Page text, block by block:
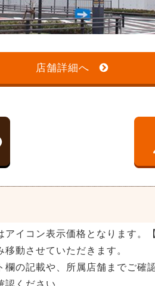
店舗詳細へ
イコン表示価格となります。
動させていただきます。
の記載や、所属店舗までご確